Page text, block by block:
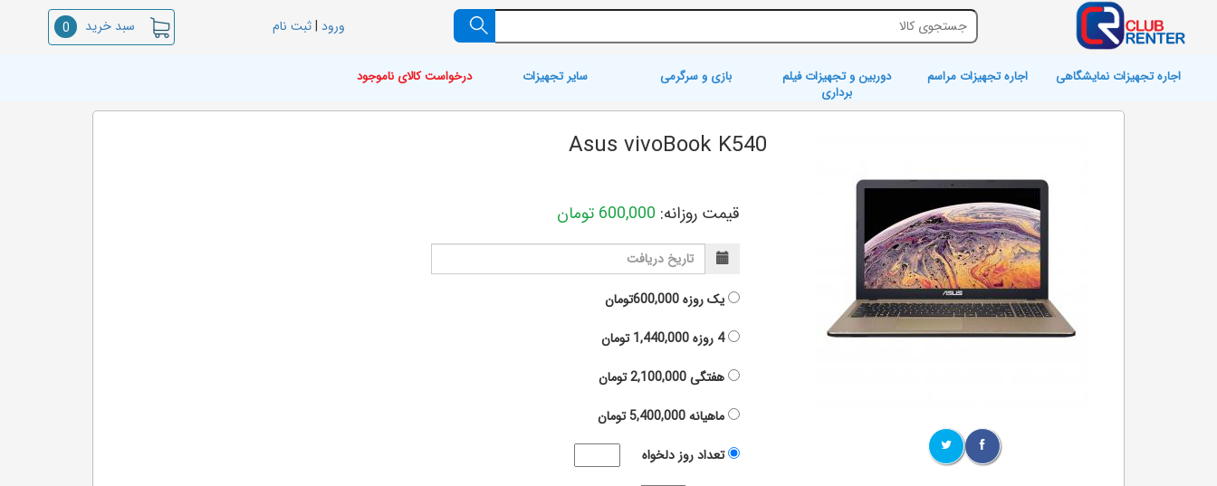
ورود |ثبت نام سبد خرید 0
اجاره تجهیزات نمایشگاهی اجاره تجهیزات مراسم
دوربین و تجهیزات فیلم
برداری
بازی و سرگرمی سایر تجهیزات درخواست کالای ناموجود
Asus vivoBook K540
قیمت روزانه: 600,000 تومان
یک روزه600,000تومان
4 روزه
1,440,000تومان
هفتگی2,100,000تومان
ماهیانه5,400,000تومان
تعداد روز دلخواه